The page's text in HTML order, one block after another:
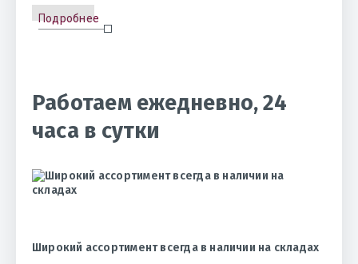
Подробнее
Работаем ежедневно, 24
часа в сутки
Широкий ассортимент всегда в наличии на складах